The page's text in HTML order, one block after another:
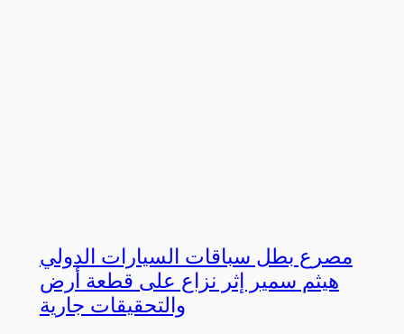
مصرع بطل سباقات السيارات الدولي
هيثم سمير إثر نزاع على قطعة أرض
والتحقيقات جارية